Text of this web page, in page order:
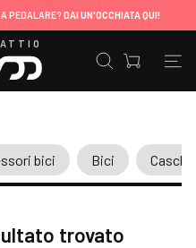
PEDALARE? DAI UN'OCCHIATA QUI!
bici Bici Caschi
trovato